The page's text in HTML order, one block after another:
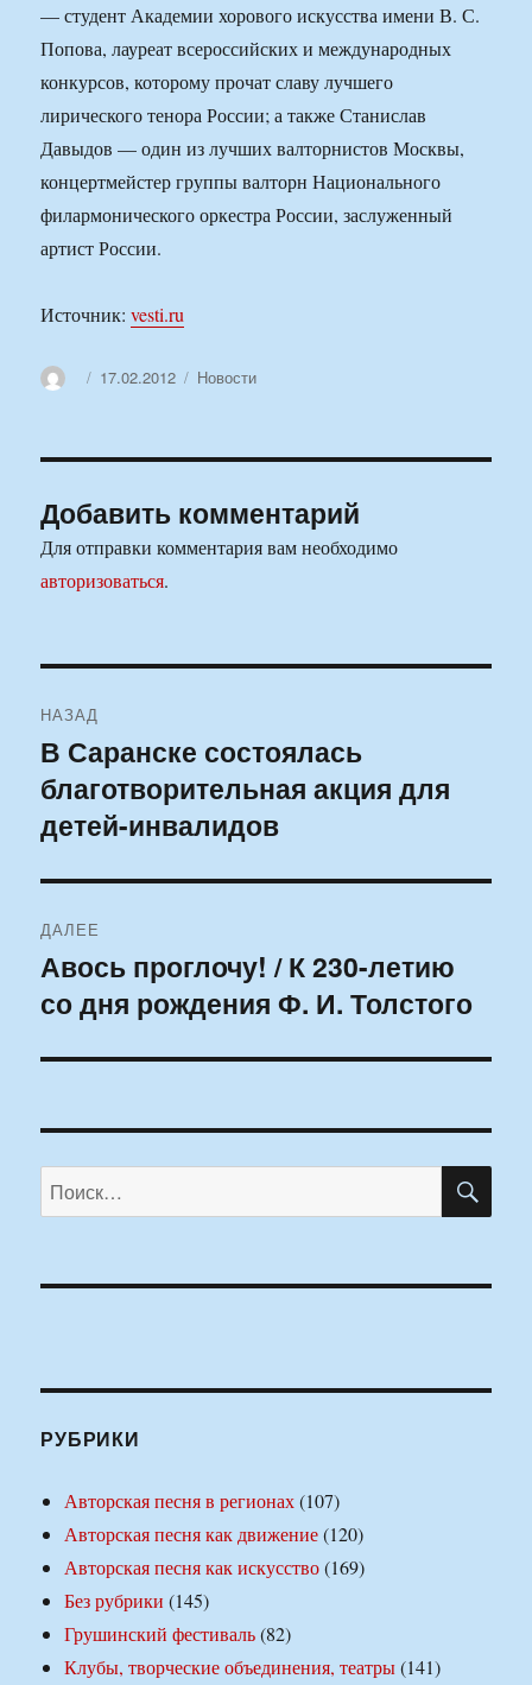
— студент Академии хорового искусства имени В. С.
Попова, лауреат всероссийских и международных
конкурсов, которому прочат славу лучшего
лирического тенора России; а также Станислав
Давыдов — один из лучших валторнистов Москвы,
концертмейстер группы валторн Национального
филармонического оркестра России, заслуженный
артист России.
Источник:vesti.ru
АвторОпубликовано
17.02.2012 Рубрики
Новости
Добавить комментарий
Для отправки комментария вам необходимо
авторизоваться.
по
записям
НАЗАД
Предыдущая
запись:
В Саранске состоялась
благотворительная акция для
детей-инвалидов
ДАЛЕЕ
Следующая
запись:
Авось проглочу! / К 230-летию
со дня рождения Ф. И. Толстого
Искать:
РУБРИКИ
Авторская песня в регионах(107)
Авторская песня как движение(120)
Авторская песня как искусство(169)
Без рубрики (145)
Грушинский фестиваль(82)
Клубы, творческие объединения, театры(141)